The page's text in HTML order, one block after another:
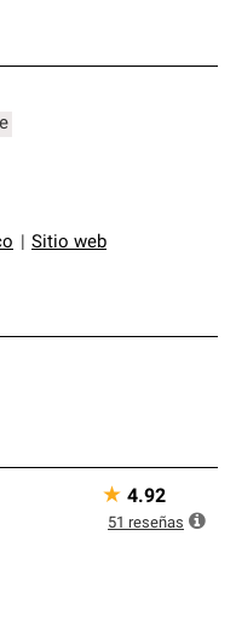
Sitio web
★ 4.92
51 reseñas